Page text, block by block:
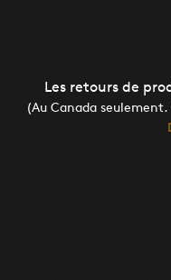
Les retours de
(Au Canada